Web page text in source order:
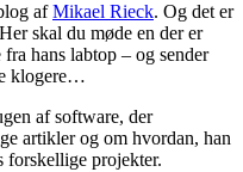
afMikael Rieck. Og det er
skal du møde en der er
hans labtop – og sender
klogere…
af software, der
artikler og om hvordan, han
forskellige projekter.